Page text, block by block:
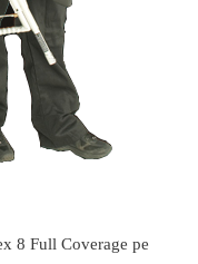
8 Full Coverage pe